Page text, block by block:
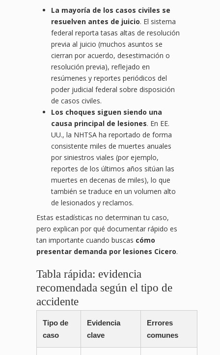
La mayoría de los casos civiles se
resuelven antes de juicio. El sistema
federal reporta tasas altas de resolución
previa al juicio (muchos asuntos se
cierran por acuerdo, desestimación o
resolución previa), reflejado en
resúmenes y reportes periódicos del
poder judicial federal sobre disposición
de casos civiles.
Los choques siguen siendo una
causa principal de lesiones. En EE.
UU., la NHTSA ha reportado de forma
consistente miles de muertes anuales
por siniestros viales (por ejemplo,
reportes de los últimos años sitúan las
muertes en decenas de miles), lo que
también se traduce en un volumen alto
de lesionados y reclamos.
Estas estadísticas no determinan tu caso,
pero explican por qué documentar rápido es
tan importante cuando buscas cómo
presentar demanda por lesiones Cicero.
Tabla rápida: evidencia
recomendada según el tipo de
accidente
Tipo de
caso
Evidencia
clave
Errores
comunes